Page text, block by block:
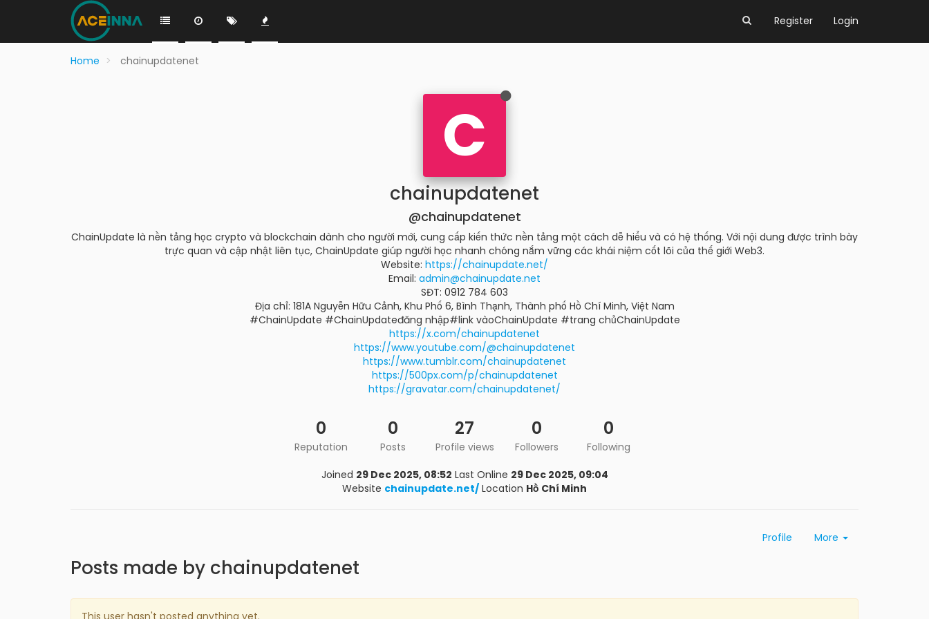
Register Login
Home chainupdatenet
C
chainupdatenet
@chainupdatenet
ChainUpdate là nền tảng học crypto và blockchain dành cho người mới, cung cấp kiến thức nền tảng một cách dễ hiểu và có hệ thống. Với nội dung được trình bày
trực quan và cập nhật liên tục, ChainUpdate giúp người học nhanh chóng nắm vững các khái niệm cốt lõi của thế giới Web3.
Website: https://chainupdate.net/
Email: admin@chainupdate.net
SĐT: 0912 784 603
Địa chỉ: 181A Nguyễn Hữu Cảnh, Khu Phố 6, Bình Thạnh, Thành phố Hồ Chí Minh, Việt Nam
#ChainUpdate #ChainUpdateđăng nhập#link vàoChainUpdate #trang chủChainUpdate
https://x.com/chainupdatenet
https://www.youtube.com/@chainupdatenet
https://www.tumblr.com/chainupdatenet
https://500px.com/p/chainupdatenet
https://gravatar.com/chainupdatenet/
0
Reputation
0
Posts
27
Profile views
0
Followers
0
Following
Joined 29 Dec 2025, 08:52 Last Online 29 Dec 2025, 09:04
Website chainupdate.net/ Location Hồ Chí Minh
Profile More
Posts made by chainupdatenet
This user hasn't posted anything yet.